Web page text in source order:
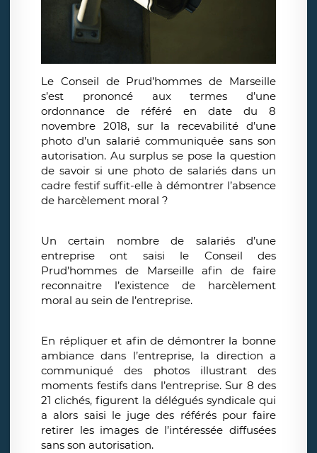
Le Conseil de Prud’hommes de Marseille
s’est prononcé aux termes d’une
ordonnance de référé en date du 8
novembre 2018, sur la recevabilité d’une
photo d’un salarié communiquée sans son
autorisation. Au surplus se pose la question
de savoir si une photo de salariés dans un
cadre festif suffit-elle à démontrer l’absence
de harcèlement moral ?
Un certain nombre de salariés d’une
entreprise ont saisi le Conseil des
Prud’hommes de Marseille afin de faire
reconnaitre l’existence de harcèlement
moral au sein de l’entreprise.
En répliquer et afin de démontrer la bonne
ambiance dans l’entreprise, la direction a
communiqué des photos illustrant des
moments festifs dans l’entreprise. Sur 8 des
21 clichés, figurent la délégués syndicale qui
a alors saisi le juge des référés pour faire
retirer les images de l’intéressée diffusées
sans son autorisation.